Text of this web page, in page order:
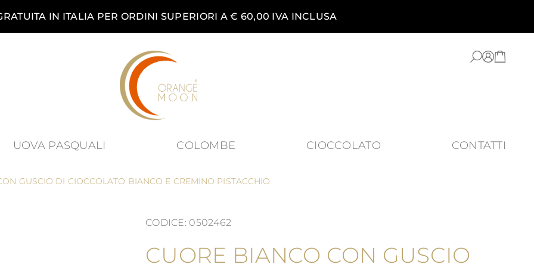
IN ITALIA PER ORDINI SUPERIORI A € 60,00 IVA INCLUSA
for Prodotti category
UOVA PASQUALI COLOMBE CIOCCOLATO CONTATTI
GUSCIO DI CIOCCOLATO BIANCO E CREMINO PISTACCHIO
CODICE: 0502462
CUORE BIANCO CON GUSCIO